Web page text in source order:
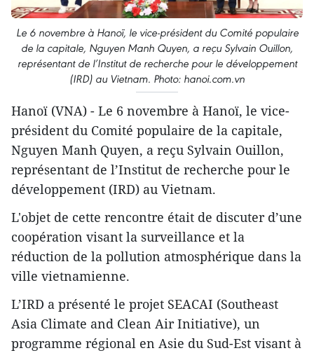
Le 6 novembre à Hanoï, le vice-président du Comité populaire
de la capitale, Nguyen Manh Quyen, a reçu Sylvain Ouillon,
représentant de l’Institut de recherche pour le développement
(IRD) au Vietnam. Photo: hanoi.com.vn
Hanoï (VNA) - Le 6 novembre à Hanoï, le vice-
président du Comité populaire de la capitale,
Nguyen Manh Quyen, a reçu Sylvain Ouillon,
représentant de l’Institut de recherche pour le
développement (IRD) au Vietnam.
L'objet de cette rencontre était de discuter d’une
coopération visant la surveillance et la
réduction de la pollution atmosphérique dans la
ville vietnamienne.
L’IRD a présenté le projet SEACAI (Southeast
Asia Climate and Clean Air Initiative), un
programme régional en Asie du Sud-Est visant à